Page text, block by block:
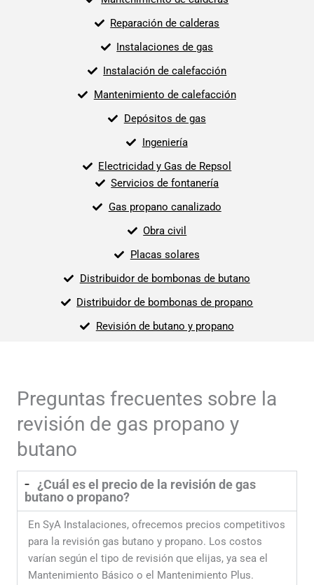
Reparación de calderas
Instalaciones de gas
Instalación de calefacción
Mantenimiento de calefacción
Depósitos de gas
Ingeniería
Electricidad y Gas de Repsol
Servicios de fontanería
Gas propano canalizado
Obra civil
Placas solares
Distribuidor de bombonas de butano
Distribuidor de bombonas de propano
Revisión de butano y propano
Preguntas frecuentes sobre la
revisión de gas propano y
butano
¿Cuál es el precio de la revisión de gas
butano o propano?
En SyA Instalaciones, ofrecemos precios competitivos
para la revisión gas butano y propano. Los costos
varían según el tipo de revisión que elijas, ya sea el
Mantenimiento Básico o el Mantenimiento Plus.